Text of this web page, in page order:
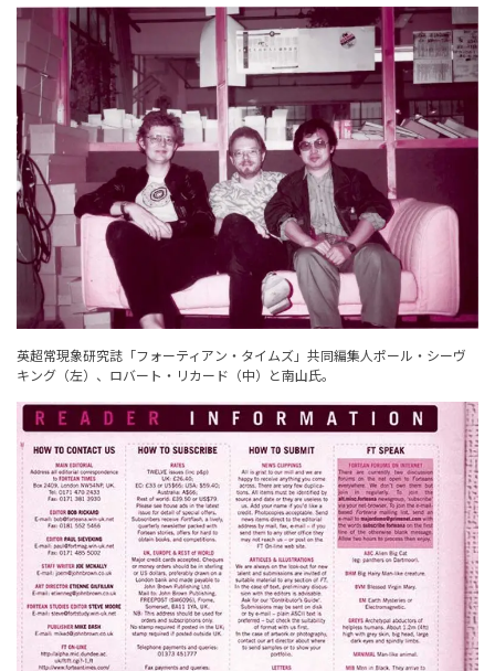
英超常現象研究誌「フォーティアン・タイムズ」共同編集人ポール・シーヴ
キング（左）、ロバート・リカード（中）と南山氏。